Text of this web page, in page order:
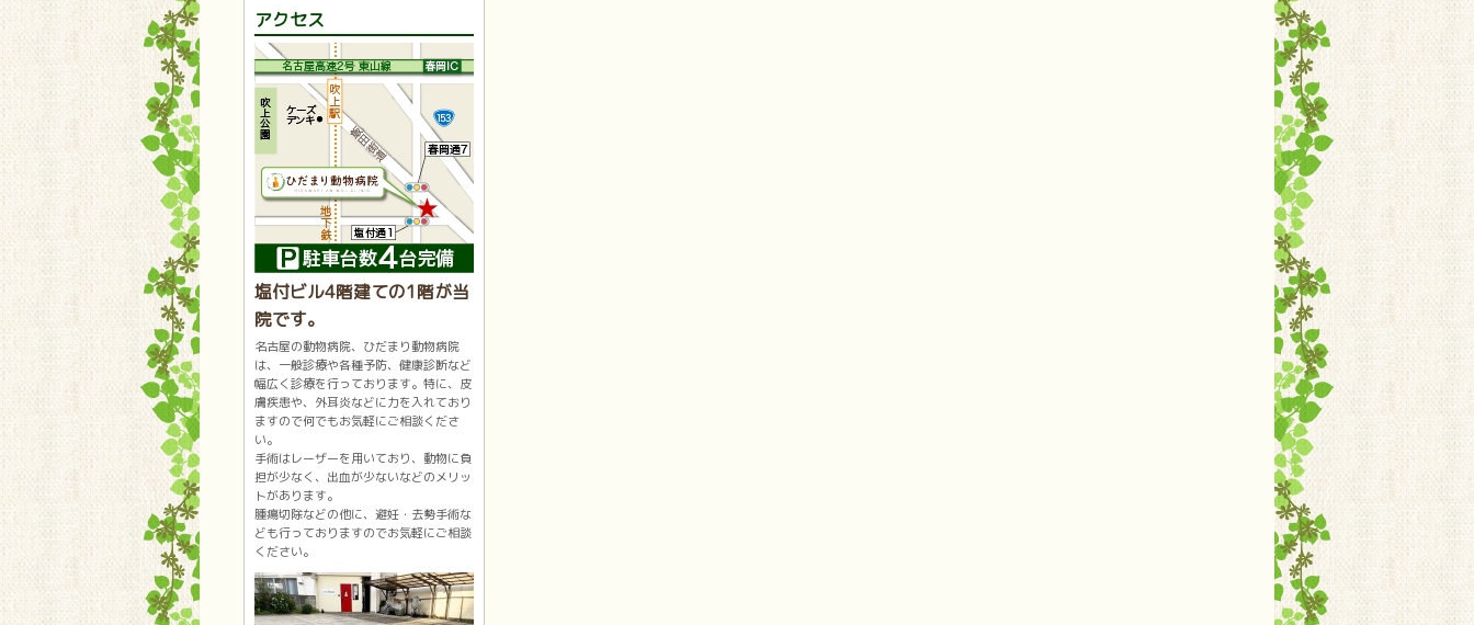
アクセス
塩付ビル4階建ての1階が当
院です。
名古屋の動物病院、ひだまり動物病院
は、一般診療や各種予防、健康診断など
幅広く診療を行っております。特に、皮
膚疾患や、外耳炎などに力を入れており
ますので何でもお気軽にご相談くださ
い。
手術はレーザーを用いており、動物に負
担が少なく、出血が少ないなどのメリッ
トがあります。
腫瘍切除などの他に、避妊・去勢手術な
ども行っておりますのでお気軽にご相談
ください。